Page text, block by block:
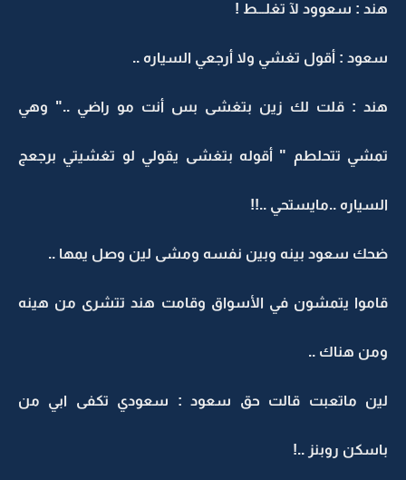
هند : سعوود لآ تغلـــط !
سعود : أقول تغشي ولا أرجعي السياره ..
هند : قلت لك زين بتغشى بس أنت مو راضي .." وهي
تمشي تتحلطم " أقوله بتغشى يقولي لو تغشيتي برجعج
السياره ..مايستحي ..!!
ضحك سعود بينه وبين نفسه ومشى لين وصل يمها ..
قاموا يتمشون في الأسواق وقامت هند تتشرى من هينه
ومن هناك ..
لين ماتعبت قالت حق سعود : سعودي تكفى ابي من
باسكن روبنز ..!